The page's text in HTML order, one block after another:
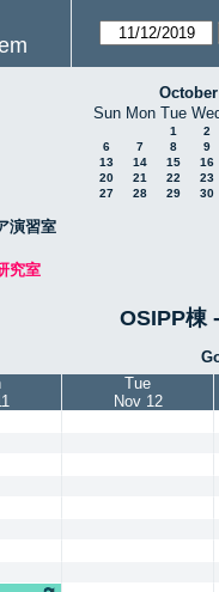
演習室
究室
Sun Mon Tue
1
2
6
7 8
9
13
14 15
16
20
21 22
23
27
28 29 30
OSIPP棟
Tue
Nov 12